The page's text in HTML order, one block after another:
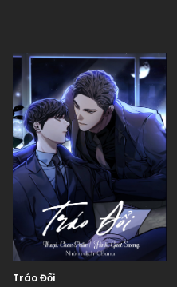
Tráo Đổi